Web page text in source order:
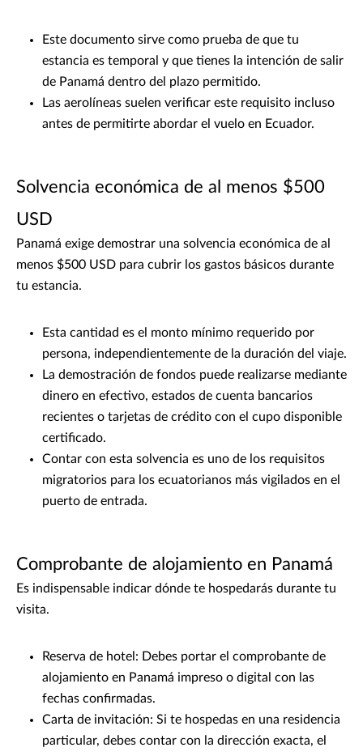
Este documento sirve como prueba de que tu
estancia es temporal y que tienes la intención de salir
de Panamá dentro del plazo permitido.
Las aerolíneas suelen verificar este requisito incluso
antes de permitirte abordar el vuelo en Ecuador.
Solvencia económica de al menos $500
USD
Panamá exige demostrar una solvencia económica de al
menos $500 USD para cubrir los gastos básicos durante
tu estancia.
Esta cantidad es el monto mínimo requerido por
persona, independientemente de la duración del viaje.
La demostración de fondos puede realizarse mediante
dinero en efectivo, estados de cuenta bancarios
recientes o tarjetas de crédito con el cupo disponible
certificado.
Contar con esta solvencia es uno de los requisitos
migratorios para los ecuatorianos más vigilados en el
puerto de entrada.
Comprobante de alojamiento en Panamá
Es indispensable indicar dónde te hospedarás durante tu
visita.
Reserva de hotel: Debes portar el comprobante de
alojamiento en Panamá impreso o digital con las
fechas confirmadas.
Carta de invitación: Si te hospedas en una residencia
particular, debes contar con la dirección exacta, el